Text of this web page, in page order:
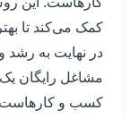
کمک می‌کند تا
در نهایت به رشد و
مشاغل رایگان
کسب و کارهاست